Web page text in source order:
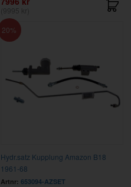
20
Hydr.satz Kupplung Amazon B18
1961-68
Artnr: 653094-AZSET